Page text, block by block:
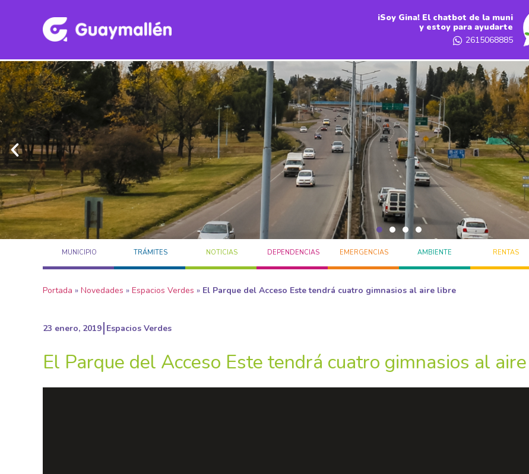
iSoy Gina! El chatbot de la muni
y estoy para ayudarte
2615068885
MUNICIPIO TRÁMITES NOTICIAS DEPENDENCIAS EMERGENCIAS AMBIENTE RENTAS
Portada » Novedades » Espacios Verdes » El Parque del Acceso Este tendrá cuatro gimnasios al aire libre
23 enero, 2019 Espacios Verdes
El Parque del Acceso Este tendrá cuatro gimnasios al